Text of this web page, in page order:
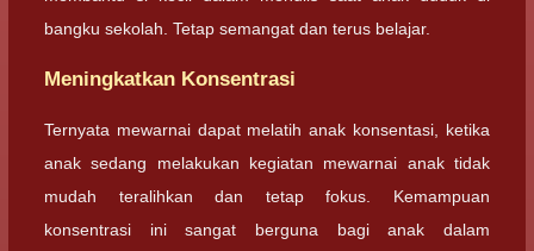
bangku sekolah. Tetap semangat dan terus belajar.
Meningkatkan Konsentrasi
Ternyata mewarnai dapat melatih anak konsentasi, ketika
anak sedang melakukan kegiatan mewarnai anak tidak
mudah teralihkan dan tetap fokus. Kemampuan
konsentrasi ini sangat berguna bagi anak dalam